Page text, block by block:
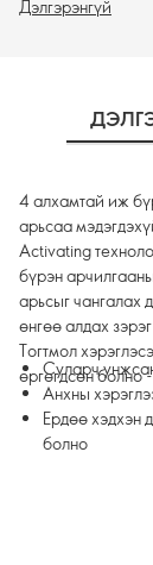
үнэгүй
Дэлгэрэнгүй
4 алхамтай иж
арьсаа
Activating
бүрэн
арьсыг чангалах
өнгөө алдах
Тогтмол
өргөгдсөн болно
Суларч
Анхны
Ердөө хэдхэн
болно